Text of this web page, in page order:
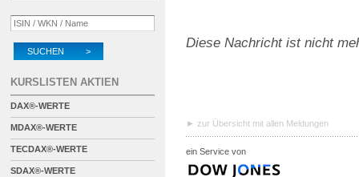
Diese Nachricht ist nicht
zur Übersicht mit allen Meldungen
ein Service von
SUCHEN >
KURSLISTEN AKTIEN
DAX®-WERTE
MDAX®-WERTE
TECDAX®-WERTE
SDAX®-WERTE